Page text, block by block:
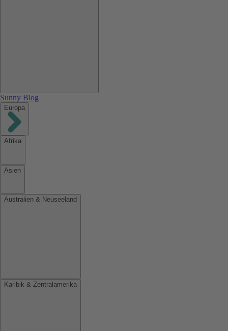
Sunny Blog
Europa
Afrika
Asien
Australien & Neuseeland
Karibik & Zentralamerika